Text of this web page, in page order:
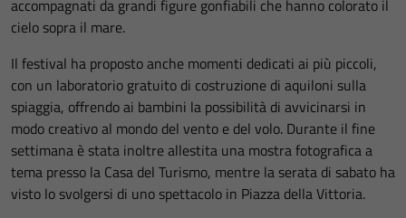
accompagnati da grandi figure gonfiabili che hanno colorato il
cielo sopra il mare.
Il festival ha proposto anche momenti dedicati ai più piccoli,
con un laboratorio gratuito di costruzione di aquiloni sulla
spiaggia, offrendo ai bambini la possibilità di avvicinarsi in
modo creativo al mondo del vento e del volo. Durante il fine
settimana è stata inoltre allestita una mostra fotografica a
tema presso la Casa del Turismo, mentre la serata di sabato ha
visto lo svolgersi di uno spettacolo in Piazza della Vittoria.